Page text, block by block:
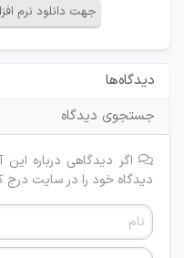
جهت دانلود نرم
دیدگاه‌ها
جستجوی دیدگاه
اگر دیدگاهی درباره این
دیدگاه خود را در سایت درج